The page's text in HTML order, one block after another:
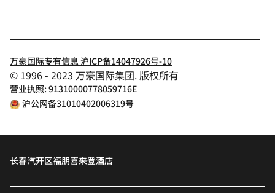
万豪国际专有信息 沪ICP备14047926号-10
© 1996 - 2023 万豪国际集团. 版权所有
营业执照: 91310000778059716E
沪公网备31010402006319号
长春汽开区福朋喜来登酒店